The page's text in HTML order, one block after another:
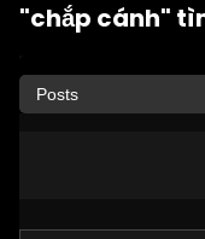
"chắp cánh"